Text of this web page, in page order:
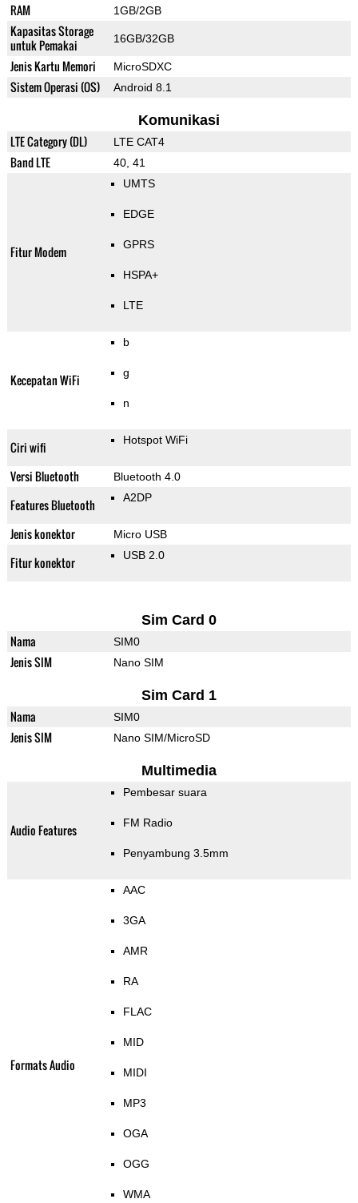
RAM 1GB/2GB
Kapasitas Storage
untuk Pemakai
16GB/32GB
Jenis Kartu Memori MicroSDXC
Sistem Operasi (OS) Android 8.1
Komunikasi
LTE Category (DL) LTE CAT4
Band LTE 40, 41
Fitur Modem
UMTS
EDGE
GPRS
HSPA+
LTE
Kecepatan WiFi
b
g
n
Ciri wifi Hotspot WiFi
Versi Bluetooth Bluetooth 4.0
Features Bluetooth A2DP
Jenis konektor Micro USB
Fitur konektor USB 2.0
Sim Card 0
Nama SIM0
Jenis SIM Nano SIM
Sim Card 1
Nama SIM0
Jenis SIM Nano SIM/MicroSD
Multimedia
Audio Features
Pembesar suara
FM Radio
Penyambung 3.5mm
Formats Audio
AAC
3GA
AMR
RA
FLAC
MID
MIDI
MP3
OGA
OGG
WMA